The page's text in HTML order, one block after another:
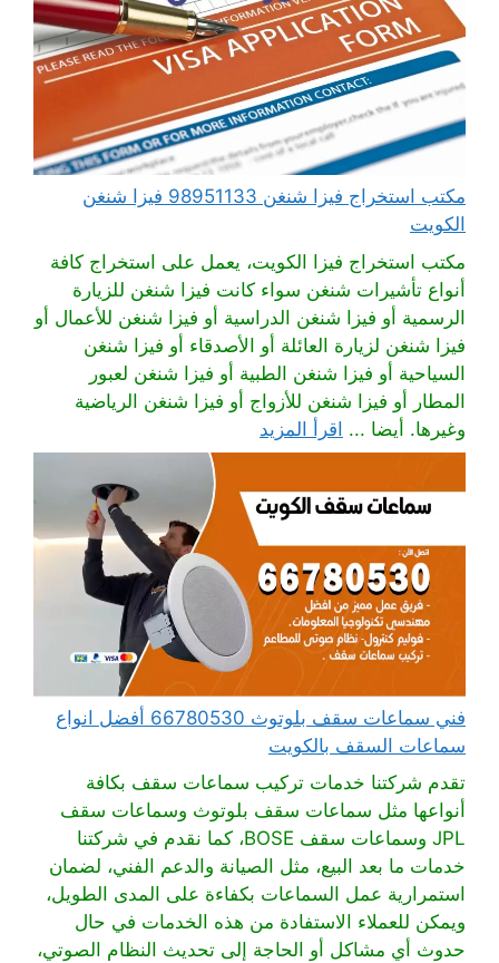
مكتب استخراج فيزا شنغن 98951133 فيزا شنغن
الكويت
مكتب استخراج فيزا الكويت، يعمل على استخراج كافة
أنواع تأشيرات شنغن سواء كانت فيزا شنغن للزيارة
الرسمية أو فيزا شنغن الدراسية أو فيزا شنغن للأعمال أو
فيزا شنغن لزيارة العائلة أو الأصدقاء أو فيزا شنغن
السياحية أو فيزا شنغن الطبية أو فيزا شنغن لعبور
المطار أو فيزا شنغن للأزواج أو فيزا شنغن الرياضية
وغيرها. أيضا ... اقرأ المزيد
فني سماعات سقف بلوتوث 66780530 أفضل انواع
سماعات السقف بالكويت
تقدم شركتنا خدمات تركيب سماعات سقف بكافة
أنواعها مثل سماعات سقف بلوتوث وسماعات سقف
JPL وسماعات سقف BOSE، كما نقدم في شركتنا
خدمات ما بعد البيع، مثل الصيانة والدعم الفني، لضمان
استمرارية عمل السماعات بكفاءة على المدى الطويل،
ويمكن للعملاء الاستفادة من هذه الخدمات في حال
حدوث أي مشاكل أو الحاجة إلى تحديث النظام الصوتي،